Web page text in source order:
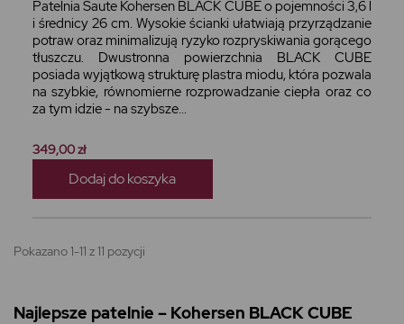
Patelnia Saute Kohersen BLACK CUBE o pojemności 3,6 l
i średnicy 26 cm. Wysokie ścianki ułatwiają przyrządzanie
potraw oraz minimalizują ryzyko rozpryskiwania gorącego
tłuszczu. Dwustronna powierzchnia BLACK CUBE
posiada wyjątkową strukturę plastra miodu, która pozwala
na szybkie, równomierne rozprowadzanie ciepła oraz co
za tym idzie - na szybsze...
349,00 zł
Dodaj do koszyka
Pokazano 1-11 z 11 pozycji
Najlepsze patelnie – Kohersen BLACK CUBE